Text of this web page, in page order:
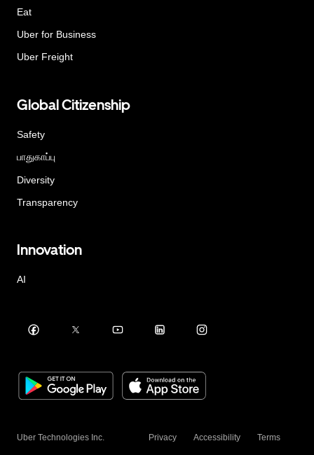
Eat
Uber for Business
Uber Freight
Global Citizenship
Safety
பாதுகாப்பு
Diversity
Transparency
Innovation
AI
Uber Technologies Inc. Privacy Accessibility Terms